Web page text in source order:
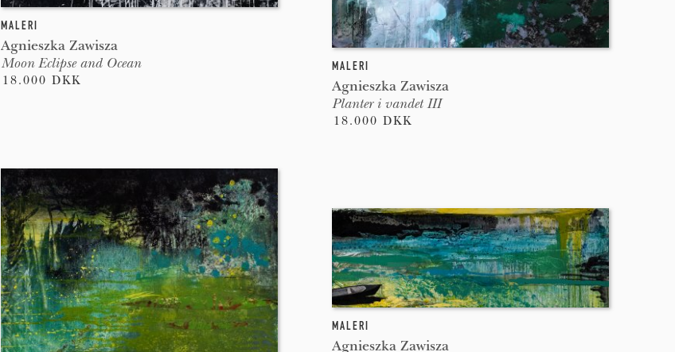
MALERI
Agnieszka Zawisza
Moon Eclipse and Ocean
18.000 DKK
MALERI
Agnieszka Zawisza
Planter i vandet III
18.000 DKK
MALERI
Agnieszka Zawisza